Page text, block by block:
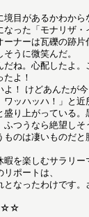
境目があるかわか
なった「モナリザ
ーナーは瓦礫の跡
うに微笑んだ。
だね。心配したよ
よ！
よ！ けどあんたが
ワッハッハ！」と
盛り上がっている
ふつうなら絶望し
のは凄いものだと
暇を楽しむサラリ
ポートは、
なったわけです。